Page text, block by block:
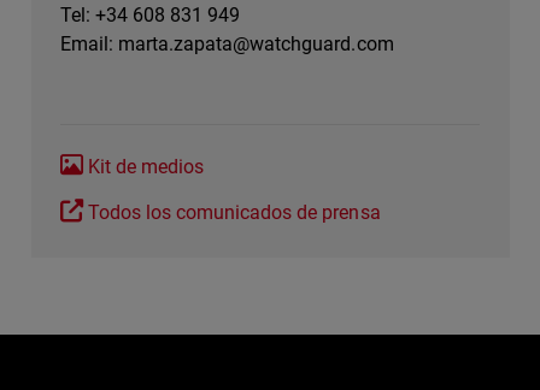
Tel: +34 608 831 949
Email: marta.zapata@watchguard.com
Kit de medios
Todos los comunicados de prensa